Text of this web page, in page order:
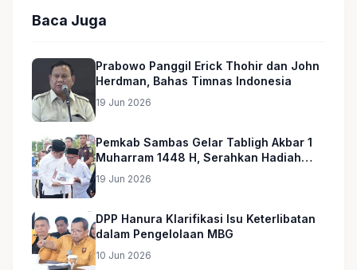
Baca Juga
Prabowo Panggil Erick Thohir dan John
Herdman, Bahas Timnas Indonesia
19 Jun 2026
Pemkab Sambas Gelar Tabligh Akbar 1
Muharram 1448 H, Serahkan Hadiah
Umroh untuk Guru Ngaji dan Imam
19 Jun 2026
DPP Hanura Klarifikasi Isu Keterlibatan
dalam Pengelolaan MBG
10 Jun 2026